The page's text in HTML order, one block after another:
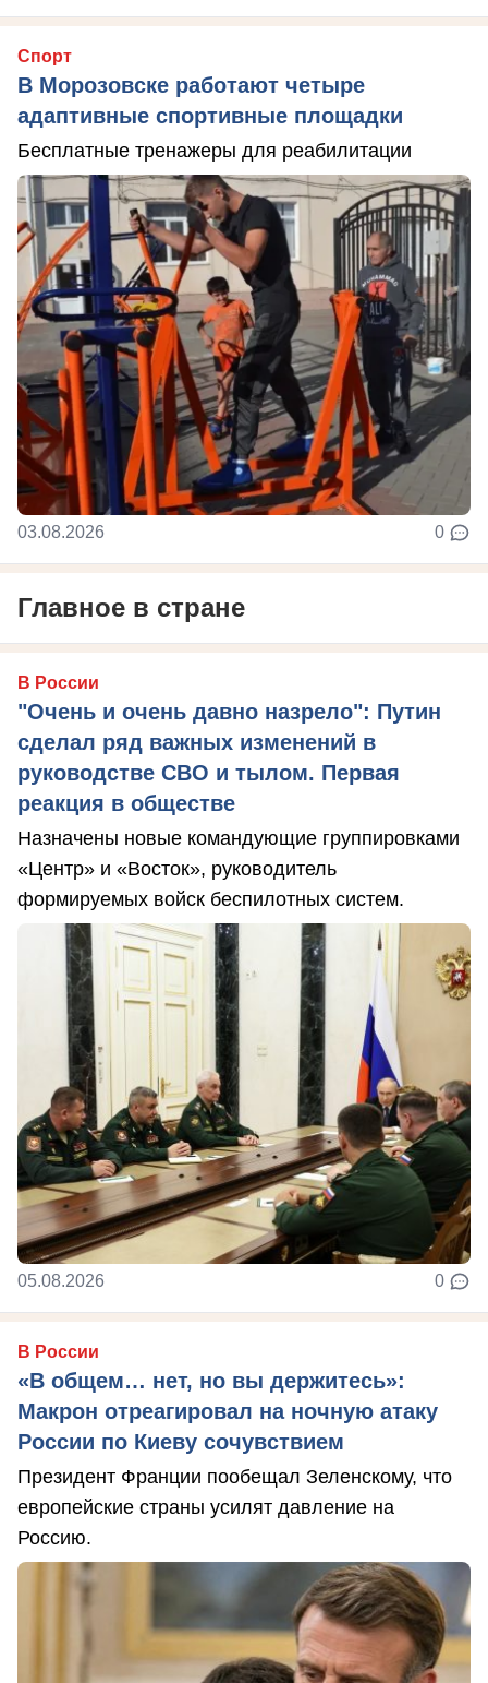
Спорт
В Морозовске работают четыре
адаптивные спортивные площадки
Бесплатные тренажеры для реабилитации
03.08.2026 0
Главное в стране
В России
"Очень и очень давно назрело": Путин
сделал ряд важных изменений в
руководстве СВО и тылом. Первая
реакция в обществе
Назначены новые командующие группировками
«Центр» и «Восток», руководитель
формируемых войск беспилотных систем.
05.08.2026 0
В России
«В общем… нет, но вы держитесь»:
Макрон отреагировал на ночную атаку
России по Киеву сочувствием
Президент Франции пообещал Зеленскому, что
европейские страны усилят давление на
Россию.